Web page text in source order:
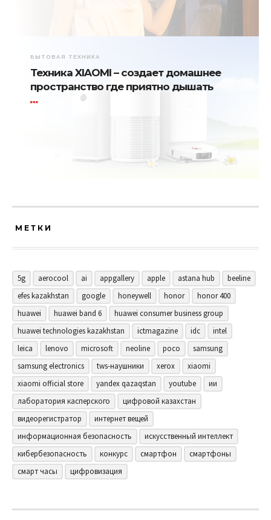
БЫТОВАЯ ТЕХНИКА
Техника XIAOMI – создает домашнее
пространство где приятно дышать
МЕТКИ
5g aerocool ai appgallery apple astana hub
beeline
efes kazakhstan
google honeywell honor
honor 400
huawei
huawei band 6
huawei consumer business group
huawei technologies kazakhstan
ictmagazine idc
intel
leica
lenovo microsoft neoline poco
samsung
samsung electronics
tws-наушники xerox
xiaomi
xiaomi official store
yandex qazaqstan youtube
ии
лаборатория касперского
цифровой казахстан
видеорегистратор
интернет вещей
информационная безопасность
искусственный интеллект
кибербезопасность
конкурс смартфон
смартфоны
смарт часы
цифровизация